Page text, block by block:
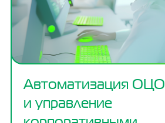
Автоматизация ОЦО
и управление